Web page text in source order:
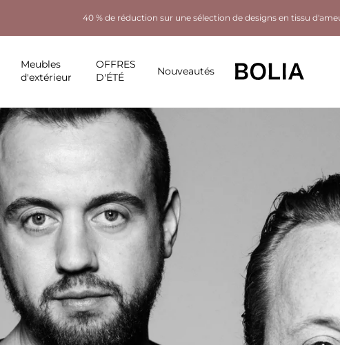
40 % de réduction sur une sélection de designs en tissu
Meubles
d'extérieur
OFFRES
D'ÉTÉ
Nouveautés